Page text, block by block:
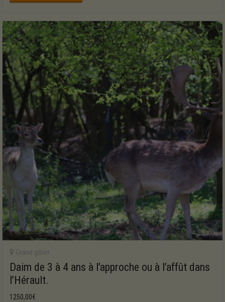
Grand gibier
Daim de 3 à 4 ans à l’approche ou à l’affût dans
l’Hérault.
1250,00€